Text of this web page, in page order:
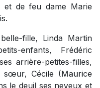
de feu dame Marie
fille, Linda Martin
enfants, Frédéric
arrière-petites-filles,
sœur, Cécile (Maurice
le deuil ses neveux et